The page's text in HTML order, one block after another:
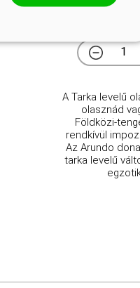
A Tarka levelű
olasznád
Földközi-
rendkívül
Az Arundo
tarka levelű